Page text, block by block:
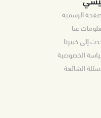
الرسمية
عنا
إلى خبيرنا
الخصوصية
الشائعة